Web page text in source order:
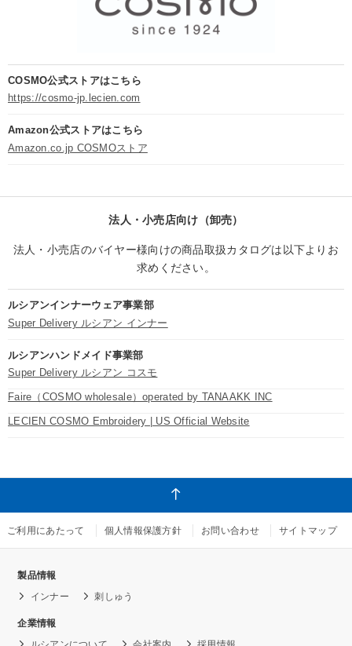
COSMO公式ストアはこちら
https://cosmo-jp.lecien.com
Amazon公式ストアはこちら
Amazon.co.jp COSMOストア
法人・小売店向け（卸売）
法人・小売店のバイヤー様向けの商品取扱カタログは以下よりお
求めください。
ルシアンインナーウェア事業部
Super Delivery ルシアン インナー
ルシアンハンドメイド事業部
Super Delivery ルシアン コスモ
Faire（COSMO wholesale）operated by TANAAKK INC
LECIEN COSMO Embroidery | US Official Website
ご利用にあたって 個人情報保護方針 お問い合わせ サイトマップ
製品情報
インナー
刺しゅう
企業情報